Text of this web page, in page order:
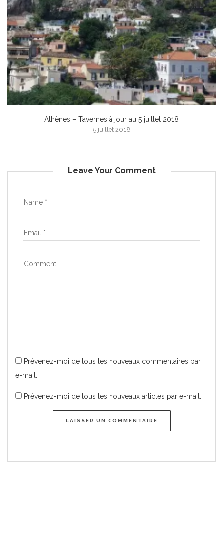
Athènes – Tavernes à jour au 5 juillet 2018
5 juillet 2018
Leave Your Comment
Prévenez-moi de tous les nouveaux commentaires par
e-mail.
Prévenez-moi de tous les nouveaux articles par e-mail.
LAISSER UN COMMENTAIRE